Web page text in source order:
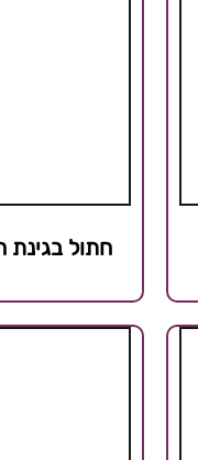
חתול